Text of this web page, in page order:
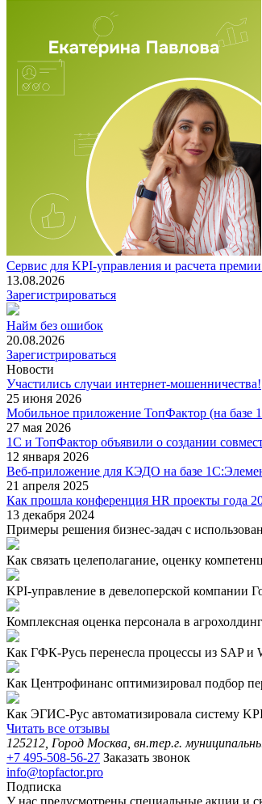
Сервис для KPI-управления и расчета
13.08.2026
Зарегистрироваться
Найм без ошибок
20.08.2026
Зарегистрироваться
Новости
Участились случаи интернет-мошенничества!
25 июня 2026
Мобильное приложение ТопФактор (на базе
27 мая 2026
1С и ТопФактор объявили о создании
12 января 2026
Веб-приложение для КЭДО на базе
21 апреля 2025
Как прошла конференция HR проекты года
13 декабря 2024
Примеры решения бизнес-задач с
Как связать целеполагание, оценку
KPI-управление в девелоперской компании
Комплексная оценка персонала в
Как ГФК-Русь перенесла процессы из SAP и
Как Центрофинанс оптимизировал подбор
Как ЭГИС-Рус автоматизировала систему
Читать все отзывы
125212, Город Москва, вн.тер.г.
+7 495-508-56-27 Заказать звонок
info@topfactor.pro
Подписка
У нас предусмотрены специальные акции и